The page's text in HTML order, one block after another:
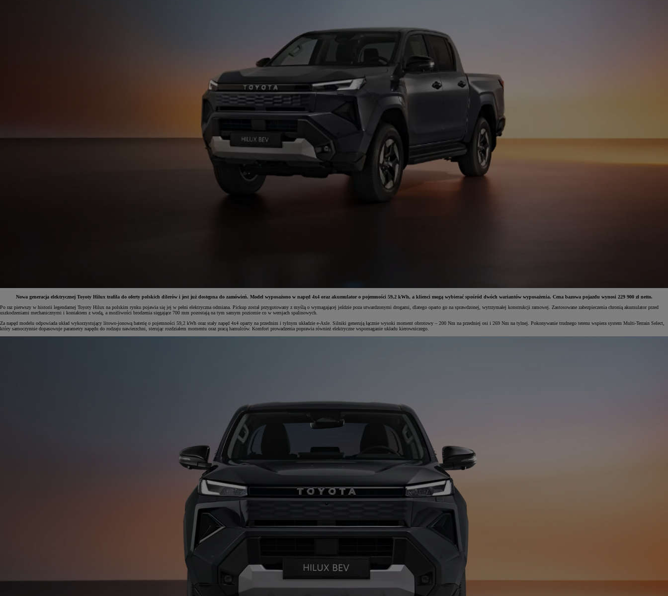
Od81 900 zł
Yaris Cross
Nowa generacja elektrycznej Toyoty Hilux trafiła do oferty polskich dilerów i jest już dostępna do zamówień. Model wyposażono w napęd 4x4 oraz akumulator o pojemności 59,2 kWh, a klienci mogą wybierać spośród dwóch wariantów wyposażenia. Cena bazowa pojazdu wynosi 229 900 zł netto.
Po raz pierwszy w historii legendarnej Toyoty Hilux na polskim rynku pojawia się jej w pełni elektryczna odmiana. Pickup został przygotowany z myślą o wymagającej jeździe poza utwardzonymi drogami, dlatego oparto go na sprawdzonej, wytrzymałej konstrukcji ramowej. Zastosowane zabezpieczenia chronią akumulator przed
uszkodzeniami mechanicznymi i kontaktem z wodą, a możliwości brodzenia sięgające 700 mm pozostają na tym samym poziomie co w wersjach spalinowych.
Za napęd modelu odpowiada układ wykorzystujący litowo-jonową baterię o pojemności 59,2 kWh oraz stały napęd 4x4 oparty na przednim i tylnym układzie e-Axle. Silniki generują łącznie wysoki moment obrotowy – 200 Nm na przedniej osi i 269 Nm na tylnej. Pokonywanie trudnego terenu wspiera system Multi-Terrain Select,
który samoczynnie dopasowuje parametry napędu do rodzaju nawierzchni, sterując rozdziałem momentu oraz pracą hamulców. Komfort prowadzenia poprawia również elektryczne wspomaganie układu kierowniczego.